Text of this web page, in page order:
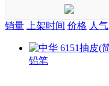
销量
上架时间 价格 人气